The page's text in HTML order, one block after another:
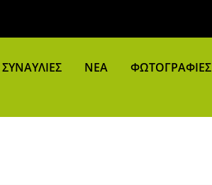
ΣΥΝΑΥΛΙΕΣ ΝΕΑ ΦΩΤΟΓΡΑΦΙΕΣ